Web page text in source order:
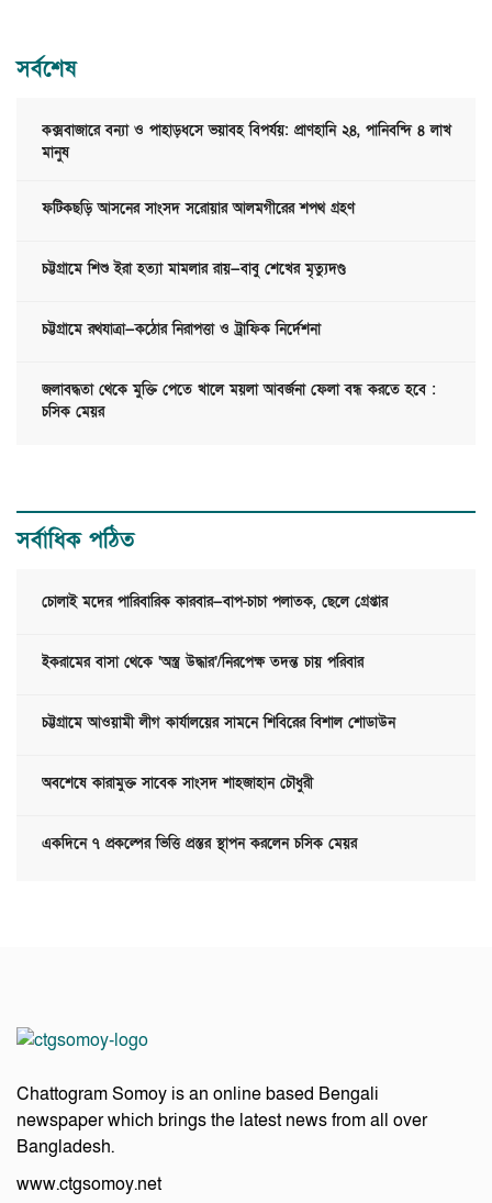
সর্বশেষ
কক্সবাজারে বন্যা ও পাহাড়ধসে ভয়াবহ বিপর্যয়: প্রাণহানি ২৪, পানিবন্দি ৪ লাখ
মানুষ
ফটিকছড়ি আসনের সাংসদ সরোয়ার আলমগীরের শপথ গ্রহণ
চট্টগ্রামে শিশু ইরা হত্যা মামলার রায়—বাবু শেখের মৃত্যুদণ্ড
চট্টগ্রামে রথযাত্রা—কঠোর নিরাপত্তা ও ট্রাফিক নির্দেশনা
জলাবদ্ধতা থেকে মুক্তি পেতে খালে ময়লা আবর্জনা ফেলা বন্ধ করতে হবে :
চসিক মেয়র
সর্বাধিক পঠিত
চোলাই মদের পারিবারিক কারবার—বাপ-চাচা পলাতক, ছেলে গ্রেপ্তার
ইকরামের বাসা থেকে ‘অস্ত্র উদ্ধার’/নিরপেক্ষ তদন্ত চায় পরিবার
চট্টগ্রামে আওয়ামী লীগ কার্যালয়ের সামনে শিবিরের বিশাল শোডাউন
অবশেষে কারামুক্ত সাবেক সাংসদ শাহজাহান চৌধুরী
একদিনে ৭ প্রকল্পের ভিত্তি প্রস্তর স্থাপন করলেন চসিক মেয়র
Chattogram Somoy is an online based Bengali
newspaper which brings the latest news from all over
Bangladesh.
www.ctgsomoy.net